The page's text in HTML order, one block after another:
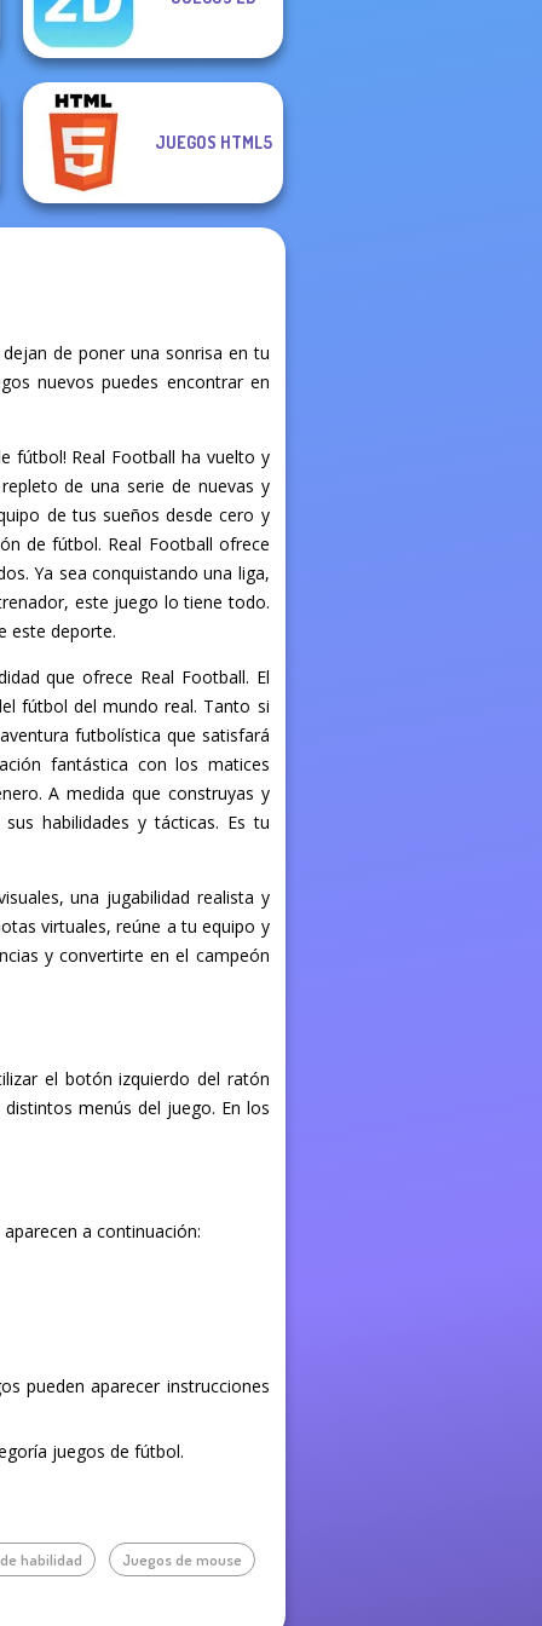
Wordmeister
JUEGOS HTML5
de poner una sonrisa en tu
nuevos puedes encontrar en
fútbol! Real Football ha vuelto y
de una serie de nuevas y
de tus sueños desde cero y
de fútbol. Real Football ofrece
Ya sea conquistando una liga,
este juego lo tiene todo.
este deporte.
que ofrece Real Football. El
fútbol del mundo real. Tanto si
futbolística que satisfará
fantástica con los matices
A medida que construyas y
habilidades y tácticas. Es tu
una jugabilidad realista y
virtuales, reúne a tu equipo y
y convertirte en el campeón
el botón izquierdo del ratón
menús del juego. En los
a continuación:
pueden aparecer instrucciones
juegos de fútbol.
habilidad Juegos de mouse